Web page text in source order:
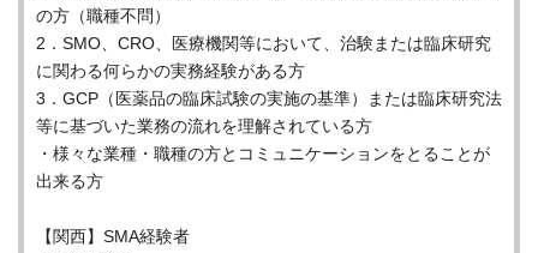
の方（職種不問）
2．SMO、CRO、医療機関等において、治験または臨床研究
に関わる何らかの実務経験がある方
3．GCP（医薬品の臨床試験の実施の基準）または臨床研究法
等に基づいた業務の流れを理解されている方
・様々な業種・職種の方とコミュニケーションをとることが
出来る方
【関西】SMA経験者